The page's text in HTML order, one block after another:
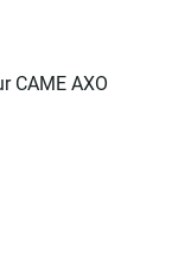
CAME AXO